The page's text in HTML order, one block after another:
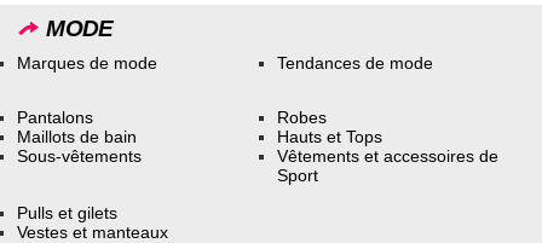
MODE
Marques de mode Tendances de mode
Pantalons
Maillots de bain
Sous-vêtements
Robes
Hauts et Tops
Vêtements et accessoires de
Sport
Pulls et gilets
Vestes et manteaux